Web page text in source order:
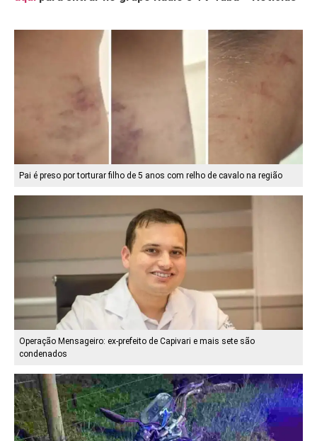
Pai é preso por torturar filho de 5 anos com relho de cavalo na região
Operação Mensageiro: ex-prefeito de Capivari e mais sete são
condenados